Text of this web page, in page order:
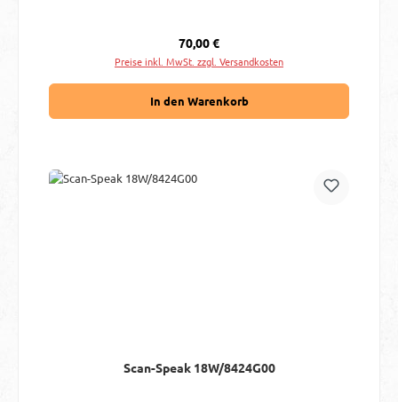
Regulärer Preis:
70,00 €
Preise inkl. MwSt. zzgl. Versandkosten
In den Warenkorb
Scan-Speak 18W/8424G00